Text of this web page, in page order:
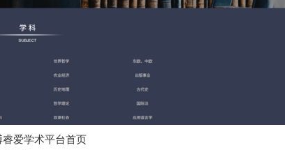
睿爱学术平台首页